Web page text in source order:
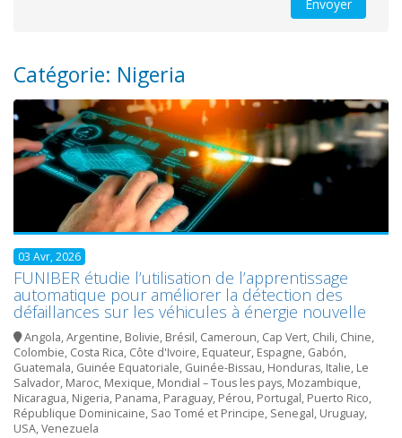
Catégorie: Nigeria
03 Avr, 2026
FUNIBER étudie l’utilisation de l’apprentissage
automatique pour améliorer la détection des
défaillances sur les véhicules à énergie nouvelle
Angola,Argentine, Bolivie, Brésil, Cameroun, Cap Vert, Chili, Chine,
Colombie, Costa Rica, Côte d'Ivoire, Equateur, Espagne, Gabón,
Guatemala, Guinée Equatoriale, Guinée-Bissau, Honduras, Italie, Le
Salvador, Maroc, Mexique, Mondial – Tous les pays, Mozambique,
Nicaragua, Nigeria, Panama, Paraguay, Pérou, Portugal, Puerto Rico,
République Dominicaine, Sao Tomé et Principe, Senegal, Uruguay,
USA,Venezuela